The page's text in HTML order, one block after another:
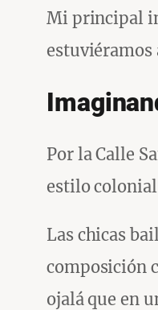
Mi principal
estuviéramos
Por la Calle
estilo
Las chicas
composición
ojalá que en